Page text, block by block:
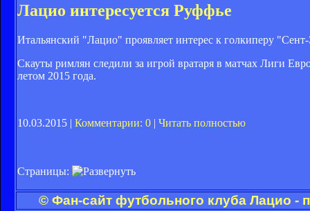
Лацио интересуется Руффье
Итальянский "Лацио" проявляет интерес к голкиперу
Скауты римлян следили за игрой вратаря в матчах Лиги
летом 2015 года.
10.03.2015 | Комментарии: 0 | Читать полностью
Страницы:
© Фан-сайт футбольного клуба Лацио -